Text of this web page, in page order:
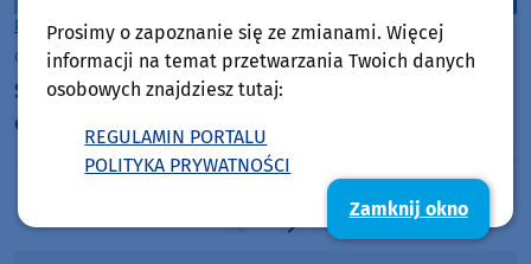
Powiat Tucholski
czwartek, 30 lipca 2026, 13:31
Są policyjne ustalenia po porannym zdarzeniu na
drodze wojewódzkiej 237 w powiecie tucholskim
Poprzednia strona
Następna strona
Prosimy o zapoznanie się ze zmianami. Więcej
informacji na temat przetwarzania Twoich danych
osobowych znajdziesz tutaj:
REGULAMIN PORTALU
POLITYKA PRYWATNOŚCI
Zamknij okno